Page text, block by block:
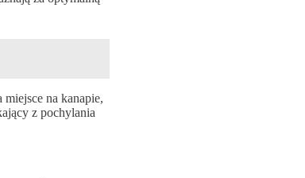
na kanapie,
z pochylania